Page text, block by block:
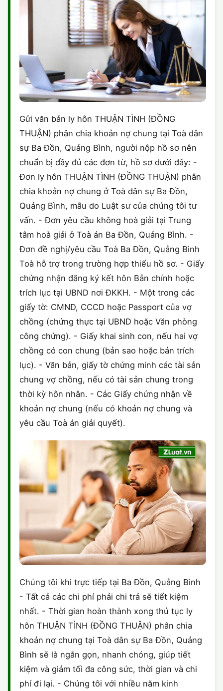
Gửi văn bản ly hôn THUẬN TÌNH (ĐỒNG
THUẬN) phân chia khoản nợ chung tại Toà dân
sự Ba Đồn, Quảng Bình, người nộp hồ sơ nên
chuẩn bị đầy đủ các đơn từ, hồ sơ dưới đây: -
Đơn ly hôn THUẬN TÌNH (ĐỒNG THUẬN) phân
chia khoản nợ chung ở Toà dân sự Ba Đồn,
Quảng Bình, mẫu do Luật sư của chúng tôi tư
vấn. - Đơn yêu cầu không hoà giải tại Trung
tâm hoà giải ở Toà án Ba Đồn, Quảng Bình. -
Đơn đề nghị/yêu cầu Toà Ba Đồn, Quảng Bình
Toà hỗ trợ trong trường hợp thiếu hồ sơ. - Giấy
chứng nhận đăng ký kết hôn Bản chính hoặc
trích lục tại UBND nơi ĐKKH. - Một trong các
giấy tờ: CMND, CCCD hoặc Passport của vợ
chồng (chứng thực tại UBND hoặc Văn phòng
công chứng). - Giấy khai sinh con, nếu hai vợ
chồng có con chung (bản sao hoặc bản trích
lục). - Văn bản, giấy tờ chứng minh các tài sản
chung vợ chồng, nếu có tài sản chung trong
thời kỳ hôn nhân. - Các Giấy chứng nhận về
khoản nợ chung (nếu có khoản nợ chung và
yêu cầu Toà án giải quyết).
Chúng tôi khi trực tiếp tại Ba Đồn, Quảng Bình
- Tất cả các chi phí phải chi trả sẽ tiết kiệm
nhất. - Thời gian hoàn thành xong thủ tục ly
hôn THUẬN TÌNH (ĐỒNG THUẬN) phân chia
khoản nợ chung tại Toà dân sự Ba Đồn, Quảng
Bình sẽ là ngắn gọn, nhanh chóng, giúp tiết
kiệm và giảm tối đa công sức, thời gian và chi
phí đi lại. - Chúng tôi với nhiều năm kinh